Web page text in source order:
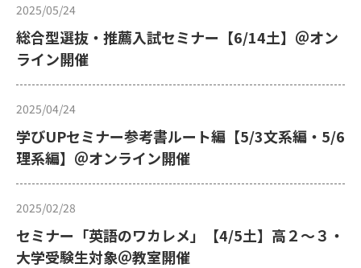
2025/05/24
総合型選抜・推薦入試セミナー【6/14土】＠オン
ライン開催
2025/04/24
学びUPセミナー参考書ルート編【5/3文系編・5/6
理系編】＠オンライン開催
2025/02/28
セミナー「英語のワカレメ」【4/5土】高２～３・
大学受験生対象＠教室開催